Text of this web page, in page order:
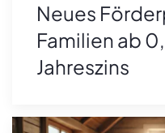
Neues
Familien ab
Jahreszins